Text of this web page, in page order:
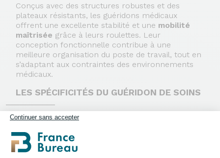
Continuer sans accepter
Conçus avec des structures robustes et des
plateaux résistants, les guéridons médicaux
offrent une excellente stabilité et une mobilité
maîtrisée grâce à leurs roulettes. Leur
conception fonctionnelle contribue à une
meilleure organisation du poste de travail, tout en
s’adaptant aux contraintes des environnements
médicaux.
LES SPÉCIFICITÉS DU GUÉRIDON DE SOINS
Unguéridon de soins infirmier
inox ou stratifié lessivable, roulettes pivotantes
(avec frein selon les modèles), galerie de maintien